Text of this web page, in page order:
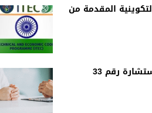
المقدمة من
رقم 33